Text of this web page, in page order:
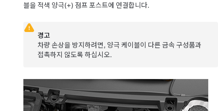
블을 적색 양극(+) 점프 포스트에 연결합니다.
경고
차량 손상을 방지하려면, 양극 케이블이 다른 금속 구성품과
접촉하지 않도록 하십시오.